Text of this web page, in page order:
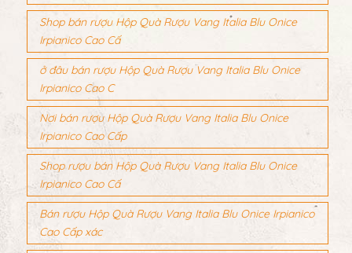
Shop bán rượu Hộp Quà Rượu Vang Italia Blu Onice
Irpianico Cao Cấ
ở đâu bán rượu Hộp Quà Rượu Vang Italia Blu Onice
Irpianico Cao C
Nơi bán rượu Hộp Quà Rượu Vang Italia Blu Onice
Irpianico Cao Cấp
Shop rượu bán Hộp Quà Rượu Vang Italia Blu Onice
Irpianico Cao Cấ
Bán rượu Hộp Quà Rượu Vang Italia Blu Onice Irpianico
Cao Cấp xác